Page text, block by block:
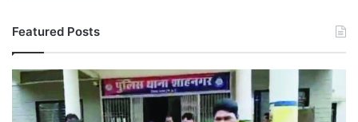
Featured Posts
विवाद
के
बाद